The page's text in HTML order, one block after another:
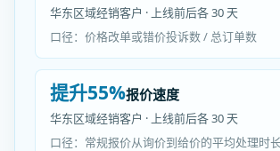
华东区域经销客户 · 上线前后各 30 天
口径：价格改单或错价投诉数 / 总订单数
提升55%报价速度
华东区域经销客户 · 上线前后各 30 天
口径：常规报价从询价到给价的平均处理时